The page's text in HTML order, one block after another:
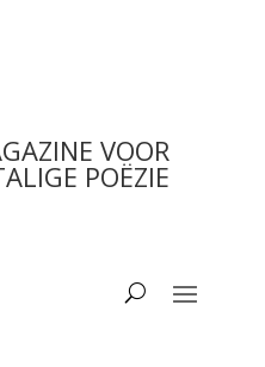
VOOR
POËZIE